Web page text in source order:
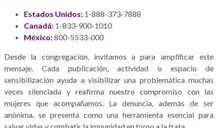
Estados Unidos:1-888-373-7888
Canadá:1-833-900-1010
México:800-5533-000
Desde la congregación, invitamos a para amplificar este
mensaje. Cada publicación, actividad o espacio de
sensibilización ayuda a visibilizar una problemática muchas
veces silenciada y reafirma nuestro compromiso con las
mujeres que acompañamos. La denuncia, además de ser
anónima, se presenta como una herramienta esencial para